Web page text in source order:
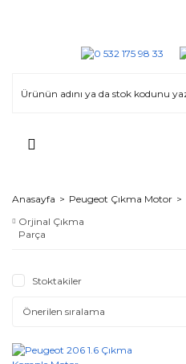
Anasayfa Peugeot Çıkma Motor
Orjinal Çıkma
Parça
Stoktakiler